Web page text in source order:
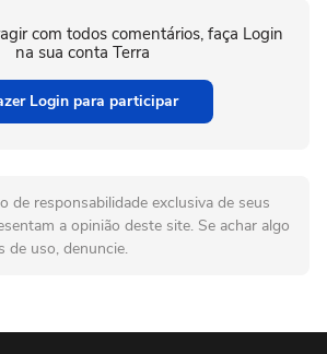
com todos comentários, faça Login
na sua conta Terra
Login para participar
de responsabilidade exclusiva de seus
a opinião deste site. Se achar algo
de uso, denuncie.